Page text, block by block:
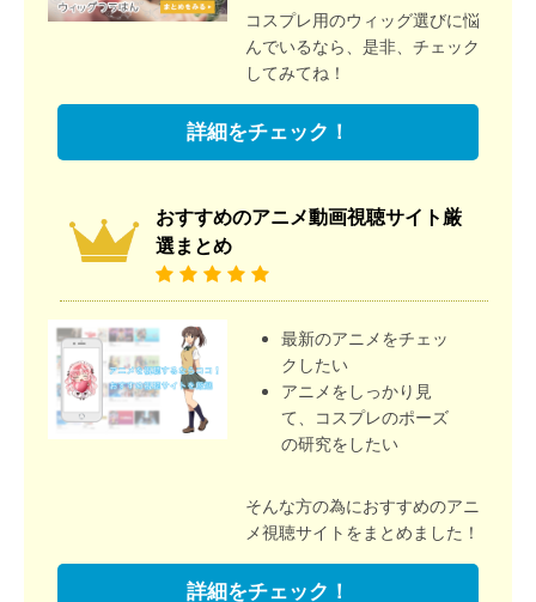
コスプレ用のウィッグ選びに悩
んでいるなら、是非、チェック
してみてね！
詳細をチェック！
おすすめのアニメ動画視聴サイト厳
選まとめ
最新のアニメをチェッ
クしたい
アニメをしっかり見
て、コスプレのポーズ
の研究をしたい
そんな方の為におすすめのアニ
メ視聴サイトをまとめました！
詳細をチェック！